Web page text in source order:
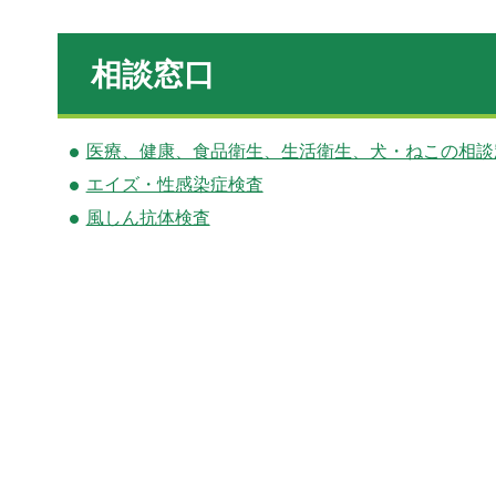
相談窓口
医療、健康、食品衛生、生活衛生、犬・ねこの相
エイズ・性感染症検査
風しん抗体検査